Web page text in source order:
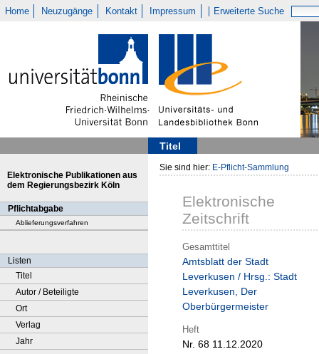
Home Neuzugänge Kontakt Impressum Erweiterte Suche
Titel
Elektronische Publikationen aus
dem Regierungsbezirk Köln
Pflichtabgabe
Ablieferungsverfahren
Listen
Titel
Autor / Beteiligte
Ort
Verlag
Jahr
Sie sind hier: E-Pflicht-Sammlung
Elektronische
Zeitschrift
Gesamttitel
Amtsblatt der Stadt
Leverkusen / Hrsg.: Stadt
Leverkusen, Der
Oberbürgermeister
Heft
Nr. 68 11.12.2020